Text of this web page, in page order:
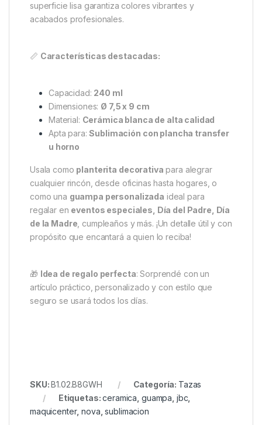
superficie lisa garantiza colores vibrantes y
acabados profesionales.
📏 Características destacadas:
Capacidad: 240 ml
Dimensiones: Ø 7,5 x 9 cm
Material: Cerámica blanca de alta calidad
Apta para:Sublimación con plancha transfer
u horno
Usala como planterita decorativa para alegrar
cualquier rincón, desde oficinas hasta hogares, o
como una guampa personalizada ideal para
regalar en eventos especiales, Día del Padre, Día
de la Madre , cumpleaños y más. ¡Un detalle útil y con
propósito que encantará a quien lo reciba!
🎁 Idea de regalo perfecta: Sorprendé con un
artículo práctico, personalizado y con estilo que
seguro se usará todos los días.
SKU:B1.02.B8GWH Categoría: Tazas
Etiquetas:ceramica guampa jbc
maquicenter,nova ,sublimacion